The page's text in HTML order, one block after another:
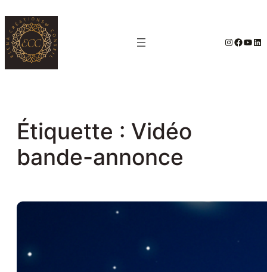
au
contenu
#
Étiquette : Vidéo
bande-annonce